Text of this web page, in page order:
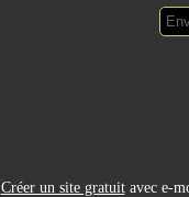
Créer un site gratuitavec e-